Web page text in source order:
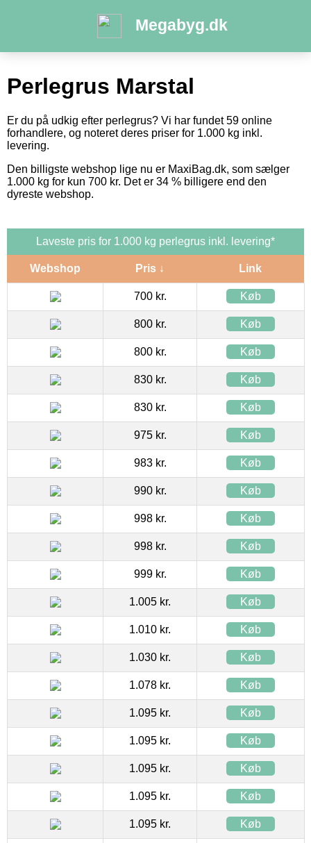
Megabyg.dk
Perlegrus Marstal
Er du på udkig efter perlegrus? Vi har fundet 59 online
forhandlere, og noteret deres priser for 1.000 kg inkl.
levering.
Den billigste webshop lige nu er MaxiBag.dk, som sælger
1.000 kg for kun 700 kr. Det er 34 % billigere end den
dyreste webshop.
Laveste pris for 1.000 kg perlegrus inkl. levering*
Webshop Pris ↓ Link
700 kr. Køb
800 kr. Køb
800 kr. Køb
830 kr. Køb
830 kr. Køb
975 kr. Køb
983 kr. Køb
990 kr. Køb
998 kr. Køb
998 kr. Køb
999 kr. Køb
1.005 kr. Køb
1.010 kr. Køb
1.030 kr. Køb
1.078 kr. Køb
1.095 kr. Køb
1.095 kr. Køb
1.095 kr. Køb
1.095 kr. Køb
1.095 kr. Køb